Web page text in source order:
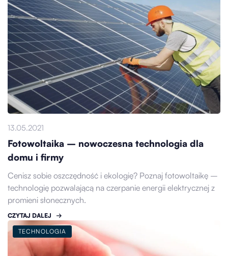
13.05.2021
Fotowoltaika – nowoczesna technologia dla
domu i firmy
Cenisz sobie oszczędność i ekologię? Poznaj fotowoltaikę –
technologię pozwalającą na czerpanie energii elektrycznej z
promieni słonecznych.
CZYTAJ DALEJ
TECHNOLOGIA